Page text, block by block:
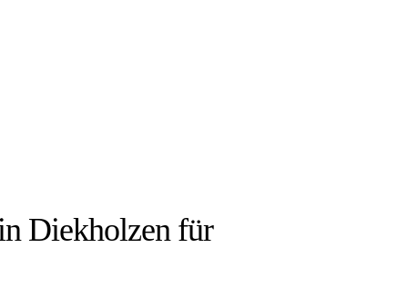
Diekholzen für